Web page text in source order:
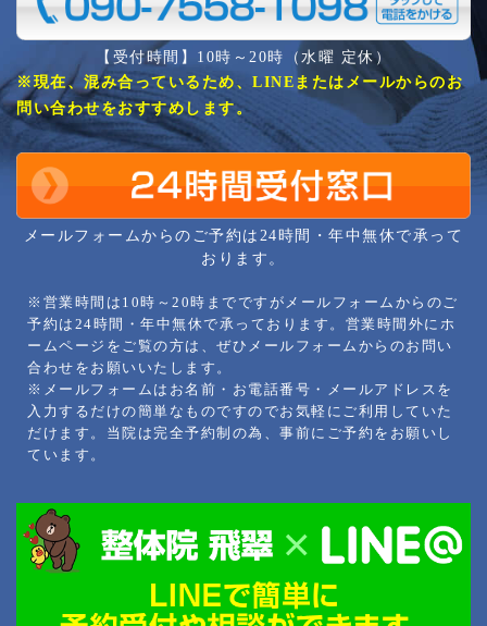
【受付時間】10時～20時（水曜 定休）
※現在、混み合っているため、LINEまたはメールからのお
問い合わせをおすすめします。
メールフォームからのご予約は24時間・年中無休で承って
おります。
※営業時間は10時～20時までですがメールフォームからのご
予約は24時間・年中無休で承っております。営業時間外にホ
ームページをご覧の方は、ぜひメールフォームからのお問い
合わせをお願いいたします。
※メールフォームはお名前・お電話番号・メールアドレスを
入力するだけの簡単なものですのでお気軽にご利用していた
だけます。当院は完全予約制の為、事前にご予約をお願いし
ています。